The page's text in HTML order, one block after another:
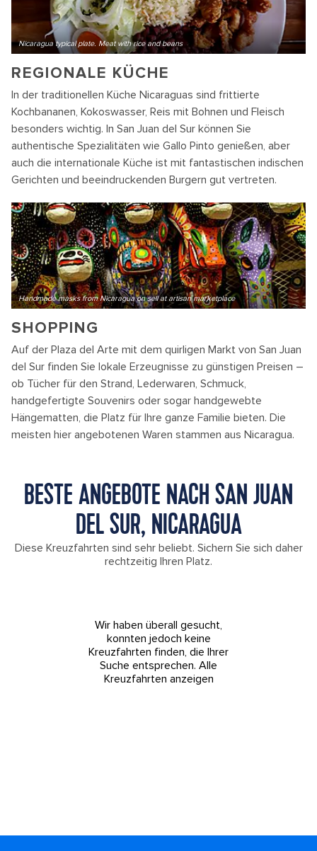
Nicaragua typical plate. Meat with rice and beans
REGIONALE KÜCHE
In der traditionellen Küche Nicaraguas sind frittierte
Kochbananen, Kokoswasser, Reis mit Bohnen und Fleisch
besonders wichtig. In San Juan del Sur können Sie
authentische Spezialitäten wie Gallo Pinto genießen, aber
auch die internationale Küche ist mit fantastischen indischen
Gerichten und beeindruckenden Burgern gut vertreten.
Handmade masks from Nicaragua on sell at artisan marketplace
SHOPPING
Auf der Plaza del Arte mit dem quirligen Markt von San Juan
del Sur finden Sie lokale Erzeugnisse zu günstigen Preisen –
ob Tücher für den Strand, Lederwaren, Schmuck,
handgefertigte Souvenirs oder sogar handgewebte
Hängematten, die Platz für Ihre ganze Familie bieten. Die
meisten hier angebotenen Waren stammen aus Nicaragua.
BESTE ANGEBOTE NACH SAN JUAN
DEL SUR, NICARAGUA
Diese Kreuzfahrten sind sehr beliebt. Sichern Sie sich daher
rechtzeitig Ihren Platz.
Wir haben überall gesucht,
konnten jedoch keine
Kreuzfahrten finden, die Ihrer
Suche entsprechen. Alle
Kreuzfahrten anzeigen